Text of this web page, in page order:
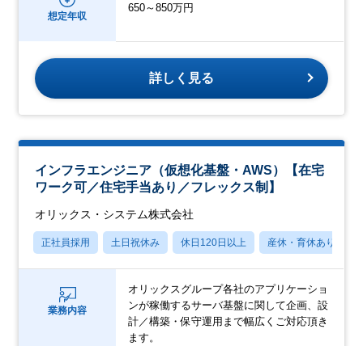
想定年収
650～850万円
詳しく見る
インフラエンジニア（仮想化基盤・AWS）【在宅
ワーク可／住宅手当あり／フレックス制】
オリックス・システム株式会社
正社員採用 土日祝休み 休日120日以上 産休・育休あり
業務内容
オリックスグループ各社のアプリケーショ
ンが稼働するサーバ基盤に関して企画、設
計／構築・保守運用まで幅広くご対応頂き
ます。